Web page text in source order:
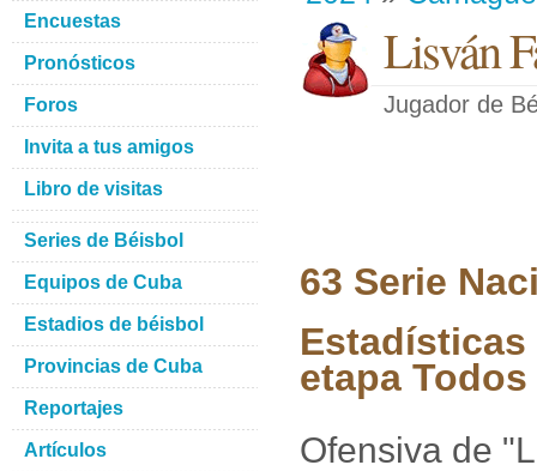
Lisván
Jugador de
63 Serie
etapa
Ofensiva de
Encuestas
Pronósticos
Foros
Invita a tus amigos
Libro de visitas
Series de Béisbol
Equipos de Cuba
Estadios de béisbol
Provincias de Cuba
Reportajes
Artículos